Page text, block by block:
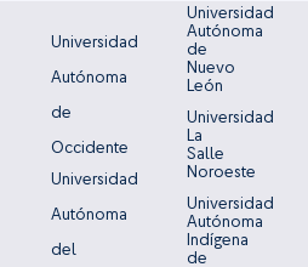
Universidad
Autónoma
de
Occidente
Universidad
Autónoma
del
Universidad
Autónoma
de
Nuevo
León
Universidad
La
Salle
Noroeste
Universidad
Autónoma
Indígena
de